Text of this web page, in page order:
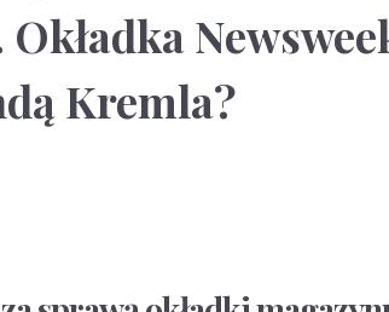
Kremla?